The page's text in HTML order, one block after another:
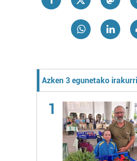
Azken 3 egunetako
1